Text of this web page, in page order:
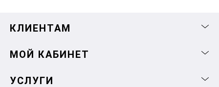
КЛИЕНТАМ
МОЙ КАБИНЕТ
УСЛУГИ